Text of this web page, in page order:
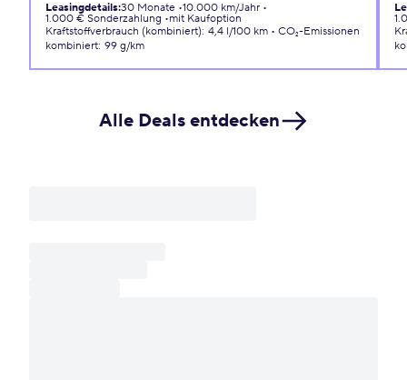
Leasingdetails:30 Monate 10.000 km/Jahr
1.000 € Sonderzahlung
mit Kaufoption
Kraftstoffverbrauch (kombiniert): 4,4 l/100 km
CO₂-Emissionen
kombiniert: 99 g/km
Alle Deals entdecken